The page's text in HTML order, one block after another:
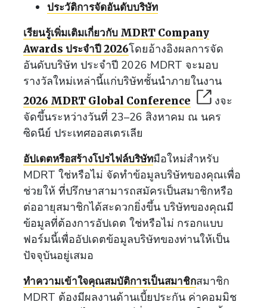
ประวัติการจัดอันดับบริษัท
เรียนรู้เพิ่มเติมเกี่ยวกับ MDRT Company
Awards ประจำปี 2026โดยอ้างอิงผลการจัด
อันดับบริษัท ประจำปี 2026 MDRT จะมอบ
รางวัลใหม่เหล่านี้แก่บริษัทชั้นนำภายในงาน
2026 MDRT Global Conference
งจะ
จัดขึ้นระหว่างวันที่ 23–26 สิงหาคม ณ นคร
ซิดนีย์ ประเทศออสเตรเลีย
อัปเดตหรือสร้างโปรไฟล์บริษัทมือใหม่สำหรับ
MDRT ใช่หรือไม่ จัดทำข้อมูลบริษัทของคุณเพื่อ
ช่วยให้ ที่ปรึกษาสามารถสมัครเป็นสมาชิกหรือ
ต่ออายุสมาชิกได้สะดวกยิ่งขึ้น บริษัทของคุณมี
ข้อมูลที่ต้องการอัปเดต ใช่หรือไม่ กรอกแบบ
ฟอร์มนี้เพื่ออัปเดตข้อมูลบริษัทของท่านให้เป็น
ปัจจุบันอยู่เสมอ
ทำความเข้าใจคุณสมบัติการเป็นสมาชิกสมาชิก
MDRT ต้องมีผลงานด้านเบี้ยประกัน ค่าคอมมิช